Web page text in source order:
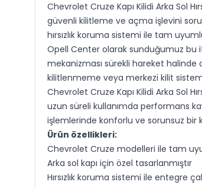
Chevrolet Cruze Kapı Kilidi Arka Sol
güvenli kilitleme ve açma işlevini
hırsızlık koruma sistemi ile tam
Opell Center olarak sunduğumuz bu
mekanizması sürekli hareket halinde
kilitlenmeme veya merkezi kilit
Chevrolet Cruze Kapı Kilidi Arka Sol
uzun süreli kullanımda performans
işlemlerinde konforlu ve sorunsuz bir
Ürün özellikleri:
Chevrolet Cruze modelleri ile tam
Arka sol kapı için özel tasarlanmıştır
Hırsızlık koruma sistemi ile entegre